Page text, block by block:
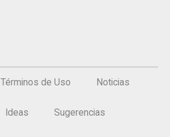
Términos de Uso Noticias
Ideas Sugerencias